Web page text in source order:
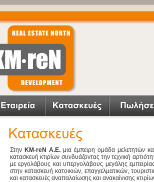
Στην ΚΜ-reN Α.Ε. μια έμπειρη ομάδα μελετητών
κατασκευή κτιρίων συνδυάζοντας την τεχνική
με εργολάβους και υπεργολάβους μεγάλης
στην κατασκευή κατοικιών, επαγγελματικών,
και κατασκευές αναπαλαίωσης και ανακαίνισης